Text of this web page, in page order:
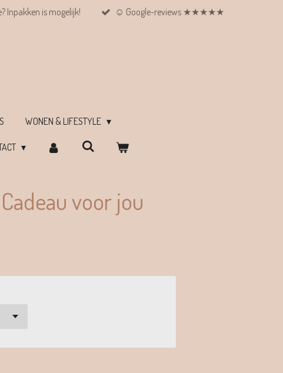
Inpakken is mogelijk! ☺︎ Google-reviews ★★★★★
WONEN & LIFESTYLE
voor jou